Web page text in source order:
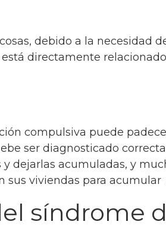
debido a la necesidad
directamente
compulsiva puede
ser diagnosticado
dejarlas acumuladas, y
sus viviendas para
síndrome